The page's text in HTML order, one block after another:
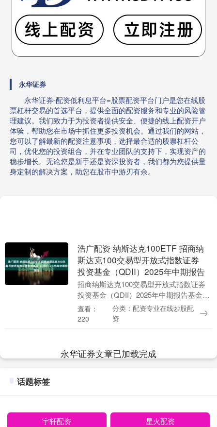
永华证券
永华证券-配资低利息平台=股票配资平台门户是您在线股
票杠杆交易的首选平台，提供全面的配资服务和专业的风险管
理建议。我们致力于为投资者提供安全、便捷的线上配资开户
体验，帮助您在市场中抓住更多投资机会。通过我们的网站，
您可以了解最新的配资注意事项，选择最合适的股票杠杆公
司，优化您的投资组合，并在专业团队的支持下，实现资产的
稳步增长。无论您是新手还是资深投资者，我们都为您提供量
身定制的解决方案，助您在股市中游刃有余。
浩广配资 纳斯达克100ETF 招商纳
斯达克100交易型开放式指数证券
投资基金（QDII）2025年中期报告
招商纳斯达克100交易型开放式指数证券
投资基金（QDII）2025年中期报告基金管
理人：招商基金管理有限公司基金托管
人：中国银行股份有限公司送出日期：
查看：
220
分类：配资专业在线炒股配
资
永华证券文章已加载完成
话题标签
宇轩配资 星火配资